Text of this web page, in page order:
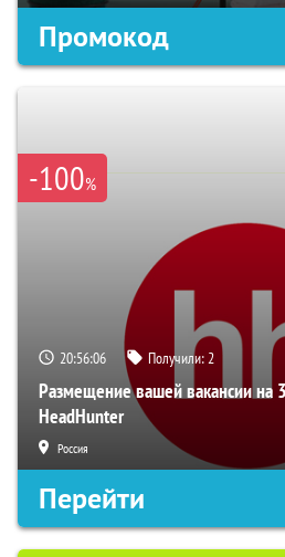
Промокод
-100%
20:56:05 Получили:2
Размещение вашей вакансии на
HeadHunter
Россия
Перейти